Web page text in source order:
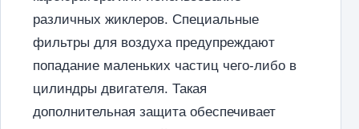
различных жиклеров. Специальные
фильтры для воздуха предупреждают
попадание маленьких частиц чего-либо в
цилиндры двигателя. Такая
дополнительная защита обеспечивает